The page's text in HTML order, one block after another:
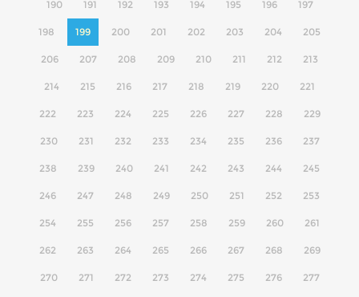
190 191 192 193 194 195 196 197
198 199 200 201 202 203 204 205
206 207 208 209 210 211 212 213
214 215 216 217 218 219 220 221
222 223 224 225 226 227 228 229
230 231 232 233 234 235 236 237
238 239 240 241 242 243 244 245
246 247 248 249 250 251 252 253
254 255 256 257 258 259 260 261
262 263 264 265 266 267 268 269
270 271 272 273 274 275 276 277